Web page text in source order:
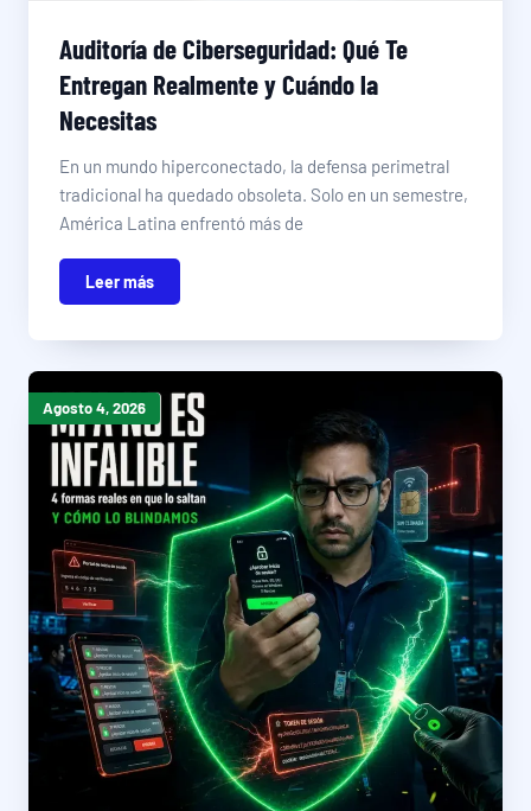
Auditoría de Ciberseguridad: Qué Te
Entregan Realmente y Cuándo la
Necesitas
En un mundo hiperconectado, la defensa perimetral
tradicional ha quedado obsoleta. Solo en un semestre,
América Latina enfrentó más de
Leer más
Agosto 4, 2026